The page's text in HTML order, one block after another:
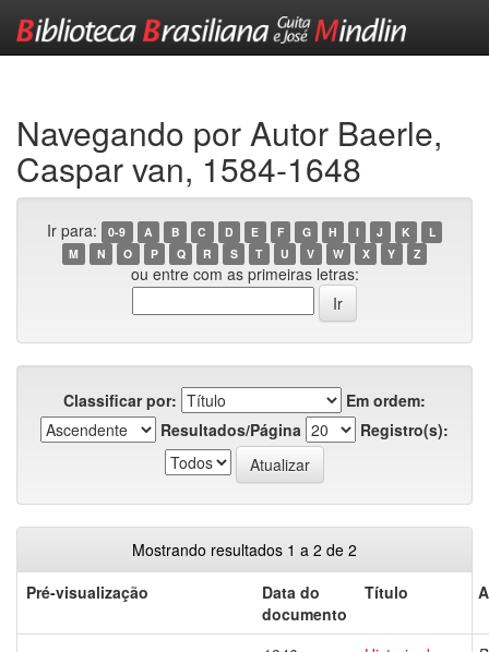
Navegando por Autor Baerle,
Caspar van, 1584-1648
Ir para: 0-9 A B C D E F G H I J K
L
M
N O P Q R S T U V W X Y Z
ou entre com as primeiras letras:
Classificar por:
Em ordem:
Resultados/Página
Registro(s):
Mostrando resultados 1 a 2 de 2
Pré-visualização
Data do
documento
Título